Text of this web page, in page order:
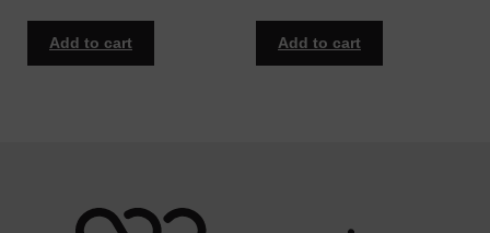
Add to cart Add to cart